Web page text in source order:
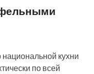
кухни
по всей